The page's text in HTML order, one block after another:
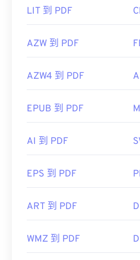
LIT 到 PDF
AZW 到 PDF
AZW4 到 PDF
EPUB 到 PDF
AI 到 PDF
EPS 到 PDF
ART 到 PDF
WMZ 到 PDF